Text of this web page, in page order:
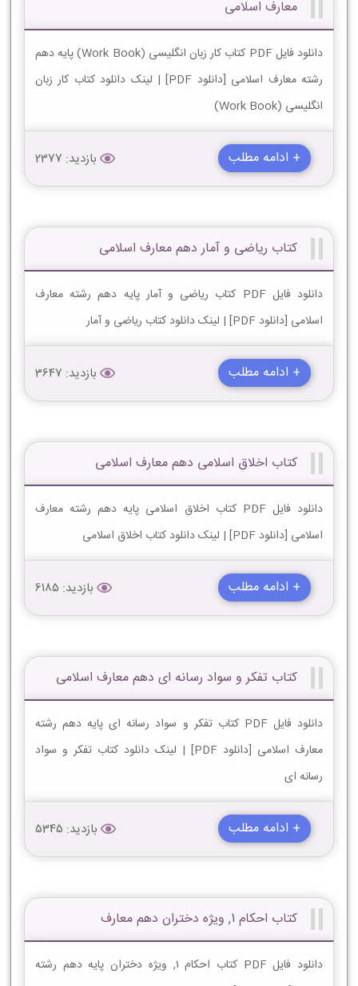
معارف اسلامی
دانلود فایل PDF کتاب کار زبان انگلیسی (Work Book) پایه دهم
رشته معارف اسلامی [دانلود PDF] | لینک دانلود کتاب کار زبان
انگلیسی (Work Book)
+ ادامه مطلب بازدید: 2377
کتاب ریاضی و آمار دهم معارف اسلامی
دانلود فایل PDF کتاب ریاضی و آمار پایه دهم رشته معارف
اسلامی [دانلود PDF] | لینک دانلود کتاب ریاضی و آمار
+ ادامه مطلب بازدید: 3647
کتاب اخلاق اسلامی دهم معارف اسلامی
دانلود فایل PDF کتاب اخلاق اسلامی پایه دهم رشته معارف
اسلامی [دانلود PDF] | لینک دانلود کتاب اخلاق اسلامی
+ ادامه مطلب بازدید: 6185
کتاب تفکر و سواد رسانه ای دهم معارف اسلامی
دانلود فایل PDF کتاب تفکر و سواد رسانه ای پایه دهم رشته
معارف اسلامی [دانلود PDF] | لینک دانلود کتاب تفکر و سواد
رسانه ای
+ ادامه مطلب بازدید: 5345
کتاب احکام 1, ویژه دختران دهم معارف
دانلود فایل PDF کتاب احکام 1, ویژه دختران پایه دهم رشته